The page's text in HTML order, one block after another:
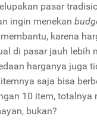
pasar
ingin menekan
karena
di pasar jauh lebih
harganya juga
saja bisa
10 item, totalnya
bukan?